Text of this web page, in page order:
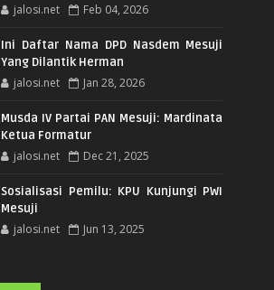
jalosi.net Feb 04, 2026
Ini Daftar Nama DPD Nasdem Mesuji
Yang Dilantik Herman
jalosi.net Jan 28, 2026
Musda IV Partai PAN Mesuji: Mardinata
Ketua Formatur
jalosi.net Dec 21, 2025
Sosialisasi Pemilu: KPU Kunjungi PWI
Mesuji
jalosi.net Jun 13, 2025